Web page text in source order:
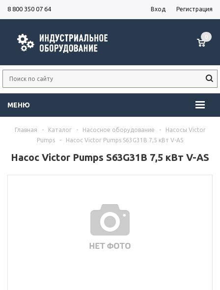
8 800 350 07 64 Вход Регистрация
МЕНЮ
0
Главная - Каталог - Насосное оборудование -
Насосы Victor
Pumps
- Насос Victor Pumps S63G31B 7,5 кВт V-AS
Насос Victor Pumps S63G31B 7,5 кВт V-AS